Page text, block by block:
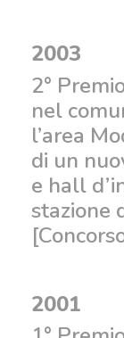
2003
2°
nel
l’area
di un
e hall
stazione
2001